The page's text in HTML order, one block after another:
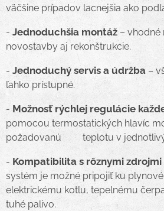
väčšine prípadov lacnejšia ako
- Jednoduchšia montáž – vhodné
novostavby aj rekonštrukcie.
- Jednoduchý servis a údržba –
ľahko prístupné.
-Možnosť rýchlej regulácie
pomocou termostatických hlavíc
požadovanú teplotu v
- Kompatibilita s rôznymi
systém je možné pripojiť ku
elektrickému kotlu, tepelnému
tuhé palivo.